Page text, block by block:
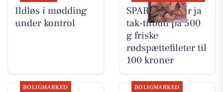
Ildløs i mødding
under kontrol
SPAR Visse har ja
tak-tilbud på 500
g friske
rødspættefileter til
100 kroner
BOLIGMARKED BOLIGMARKED